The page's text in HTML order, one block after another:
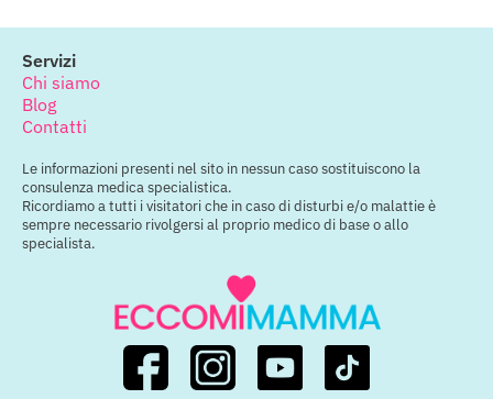
Servizi
Chi siamo
Blog
Contatti
Le informazioni presenti nel sito in nessun caso sostituiscono la
consulenza medica specialistica.
Ricordiamo a tutti i visitatori che in caso di disturbi e/o malattie è
sempre necessario rivolgersi al proprio medico di base o allo
specialista.